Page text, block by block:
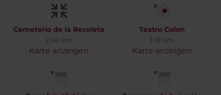
Cemeterio de la Recoleta
2.49 km
Karte anzeigen
Teatro Colon
1.16 km
Karte anzeigen